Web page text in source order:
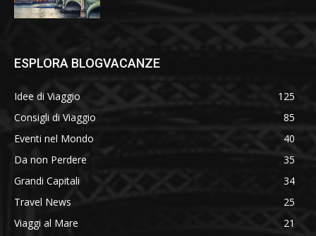
ESPLORA BLOGVACANZE
Idee di Viaggio
125
Consigli di Viaggio
85
Eventi nel Mondo
40
Da non Perdere
35
Grandi Capitali
34
Travel News
25
Viaggi al Mare
21